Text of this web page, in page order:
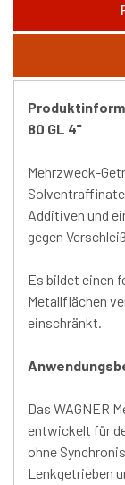
80 GL 4"
Mehrzweck-
Additiven und
gegen
Es bildet einen
Metallflächen
einschränkt.
Das WAGNER
entwickelt für
ohne
Lenkgetrieben